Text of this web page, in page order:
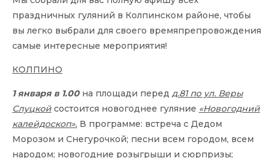
праздничных гуляний в Колпинском районе, чтобы
вы легко выбрали для своего времяпрепровождения
самые интересные мероприятия!
КОЛПИНО
1 января в 1.00на площади перед д.81 по ул. Веры
Слуцкой состоится новогоднее гуляние «Новогодний
калейдоскоп». В программе: встреча с Дедом
Морозом и Снегурочкой; песни всем городом, всем
народом; новогодние розыгрыши и сюрпризы;